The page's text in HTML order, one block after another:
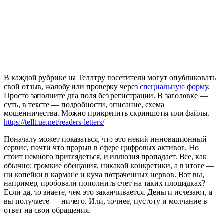
В каждой рубрике на Теллтру посетители могут опубликовать
свой отзыв, жалобу или проверку через специальную форму.
Просто заполните два поля без регистрации. В заголовке —
суть, в тексте — подробности, описание, схема
мошенничества. Можно прикрепить скриншоты или файлы.
https://telltrue.net/readers-letters/
Поначалу может показаться, что это некий инновационный
сервис, почти что прорыв в сфере цифровых активов. Но
стоит немного приглядеться, и иллюзия пропадает. Все, как
обычно: громкие обещания, никакой конкретики, а в итоге —
ни копейки в кармане и куча потраченных нервов. Вот вы,
например, пробовали пополнить счет на таких площадках?
Если да, то знаете, чем это заканчивается. Деньги исчезают, а
вы получаете — ничего. Или, точнее, пустоту и молчание в
ответ на свои обращения.